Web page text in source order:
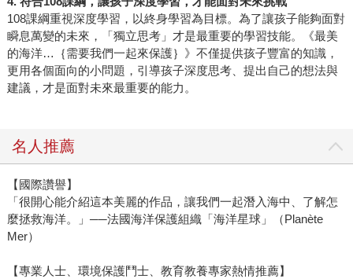
108課綱重視深度學習，以終身學習為目標。為了讓孩子能夠面對
瞬息萬變的未來，「獨立思考」才是最重要的學習技能。《最美
的海洋…｛需要我們一起來保護｝》不僅提供孩子豐富的知識，
更用各個面向的小問題，引導孩子深度思考、提出自己的想法與
建議，才是面對未來最重要的能力。
名人推薦
【國際讚譽】
「很開心能介紹這本美麗的作品，讓我們一起潛入海中、了解怎
麼拯救海洋。」──法國海洋保護組織「海洋星球」（Planète
Mer）
【專業人士、環境保護鬥士、教育教養專家熱情推薦】